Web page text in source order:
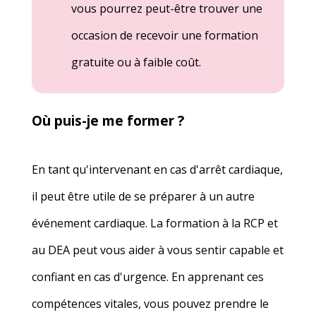
vous pourrez peut-être trouver une
occasion de recevoir une formation
gratuite ou à faible coût.
Où puis-je me former ?
En tant qu'intervenant en cas d'arrêt cardiaque,
il peut être utile de se préparer à un autre
événement cardiaque. La formation à la RCP et
au DEA peut vous aider à vous sentir capable et
confiant en cas d'urgence. En apprenant ces
compétences vitales, vous pouvez prendre le